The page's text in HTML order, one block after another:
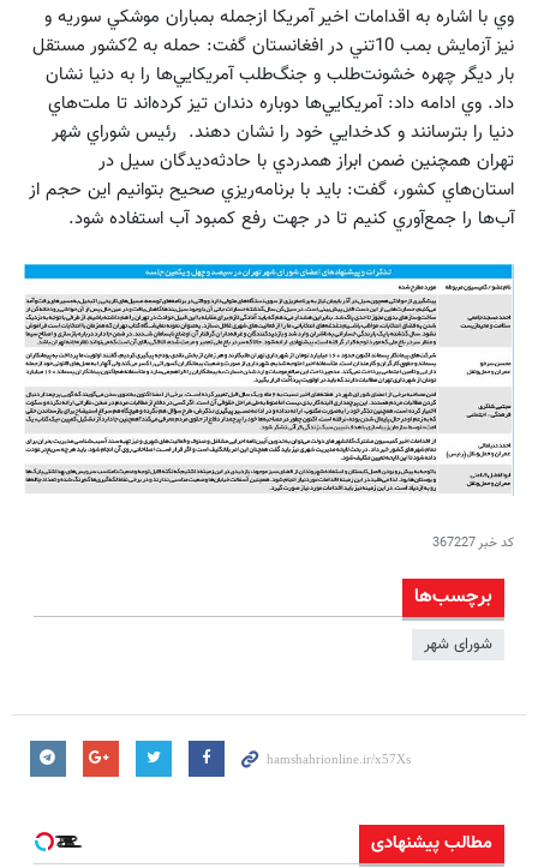
وي با اشاره به اقدامات اخير آمريكا ازجمله بمباران موشكي سوريه و
نيز آزمايش بمب 10‌تني در افغانستان گفت: حمله به 2كشور مستقل
بار ديگر چهره خشونت‌طلب و جنگ‌طلب آمريكايي‌ها را به دنيا نشان
داد. وي ادامه داد: آمريكايي‌ها دوباره دندان تيز كرده‌اند تا ملت‌هاي
دنيا را بترسانند و كدخدايي خود را نشان دهند. ‌ رئيس شوراي شهر
تهران همچنين ضمن ابراز همدردي با حادثه‌ديدگان سيل در
استان‌هاي كشور، گفت: بايد با برنامه‌ريزي صحيح بتوانيم اين حجم از
آب‌ها را جمع‌آوري كنيم تا در جهت رفع كمبود آب استفاده شود.
کد خبر367227
برچسب‌ها
شورای شهر
مطالب پیشنهادی